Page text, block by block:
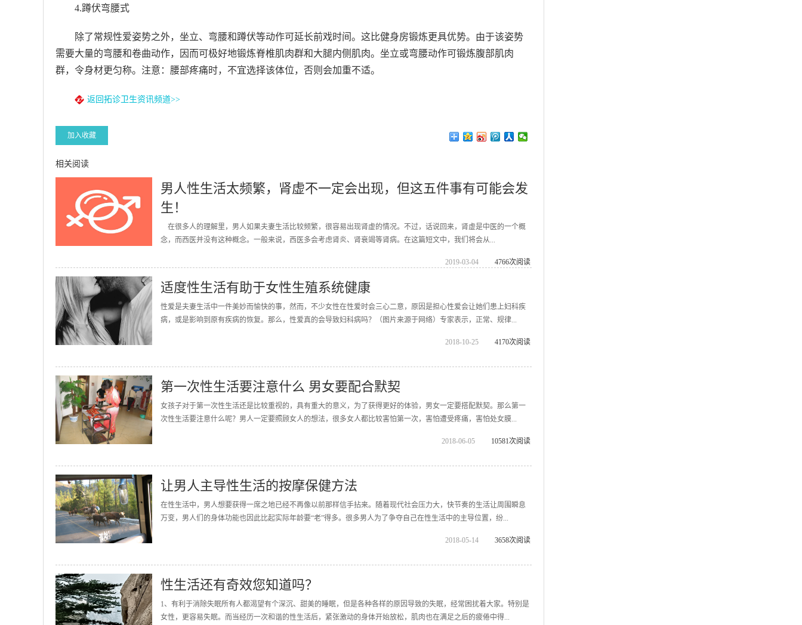
4.蹲伏弯腰式
除了常规性爱姿势之外，坐立、弯腰和蹲伏等动作可延长前戏时间。这比健身房锻炼更具优势。由于该姿势
需要大量的弯腰和卷曲动作，因而可极好地锻炼脊椎肌肉群和大腿内侧肌肉。坐立或弯腰动作可锻炼腹部肌肉
群，令身材更匀称。注意：腰部疼痛时，不宜选择该体位，否则会加重不适。
返回拓诊卫生资讯频道>>
加入收藏
相关阅读
男人性生活太频繁，肾虚不一定会出现，但这五件事有可能会发
生！
在很多人的理解里，男人如果夫妻生活比较频繁，很容易出现肾虚的情况。不过，话说回来，肾虚是中医的一个概
念，而西医并没有这种概念。一般来说，西医多会考虑肾炎、肾衰竭等肾病。在这篇短文中，我们将会从...
2019-03-04 4766次阅读
适度性生活有助于女性生殖系统健康
性爱是夫妻生活中一件美妙而愉快的事，然而，不少女性在性爱时会三心二意，原因是担心性爱会让她们患上妇科疾
病，或是影响到原有疾病的恢复。那么，性爱真的会导致妇科病吗？（图片来源于网络）专家表示，正常、规律...
2018-10-25 4170次阅读
第一次性生活要注意什么 男女要配合默契
女孩子对于第一次性生活还是比较重视的，具有重大的意义，为了获得更好的体验，男女一定要搭配默契。那么第一
次性生活要注意什么呢？男人一定要照顾女人的想法，很多女人都比较害怕第一次，害怕遭受疼痛，害怕处女膜...
2018-06-05 10581次阅读
让男人主导性生活的按摩保健方法
在性生活中，男人想要获得一席之地已经不再像以前那样信手拈来。随着现代社会压力大，快节奏的生活让周围瞬息
万变，男人们的身体功能也因此比起实际年龄要“老”得多。很多男人为了争夺自己在性生活中的主导位置，纷...
2018-05-14 3658次阅读
性生活还有奇效您知道吗？
1、有利于消除失眠所有人都渴望有个深沉、甜美的睡眠，但是各种各样的原因导致的失眠，经常困扰着大家。特别是
女性，更容易失眠。而当经历一次和谐的性生活后，紧张激动的身体开始放松，肌肉也在满足之后的疲倦中得...